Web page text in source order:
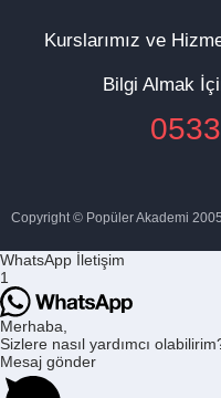
Kurslarımız ve
Bilgi Almak
Copyright © Popüler Akademi
WhatsApp İletişim
1
Merhaba,
Sizlere nasıl yardımcı
Mesaj gönder